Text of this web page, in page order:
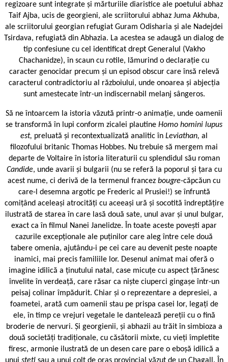
regizoare sunt integrate și mărturiile diaristice ale poetului abhaz
Taif Ajba, ucis de georgieni, ale scriitorului abhaz Juma Akhuba,
ale scriitorului georgian refugiat Guram Odisharia și ale Nadejdei
Tsirdava, refugiată din Abhazia. La acestea se adaugă un dialog de
tip confesiune cu cel identificat drept Generalul (Vakho
Chachanidze), în scaun cu rotile, lămurind o declarație cu
caracter genocidar precum și un episod obscur care însă relevă
caracterul contradictoriu al războiului, unde onoarea și abjecția
sunt amestecate într-un indiscernabil melanj sângeros.
Să ne întoarcem la istoria văzută printr-o animație, unde oamenii
se transformă în lupi conform zicalei plautine Homo homini lupus
est, preluată și recontextualizată analitic în Leviathan, al
filozofului britanic Thomas Hobbes. Nu trebuie să mergem mai
departe de Voltaire în istoria literaturii cu splendidul său roman
Candide, unde avarii și bulgarii (nu se referă la poporul și țara cu
acest nume, ci derivă de la termenul francez bougre-căpcăun cu
care-l desemna argotic pe Frederic al Prusiei!) se înfruntă
comițând aceleași atrocități cu aceeași ură și socotită îndreptățire
ilustrată de starea în care lasă două sate, unul avar și unul bulgar,
exact ca în filmul Nanei Janelidze. În toate aceste povești apar
cazurile excepționale ale puținilor care aleg între cele două
tabere omenia, ajutându-i pe cei care au devenit peste noapte
inamici, mai precis familiile lor. Desenul animat mai oferă o
imagine idilică a ținutului natal, case micuțe cu aspect țărănesc
învelite în verdeață, care răsar ca niște ciuperci gingașe într-un
peisaj colinar împădurit. Chiar și o reprezentare a depresiei, a
foametei, arată cum oamenii stau pe prispa casei lor, legați de
ele, în timp ce vrejuri vegetale le dantelează pereții cu o fină
broderie de nervuri. Și georgienii, și abhazii au trăit în simbioza a
două societăți tradiționale, cu căsătorii mixte, cu vieți împletite
firesc, armonie ilustrată de un desen care pare o eboșă idilică a